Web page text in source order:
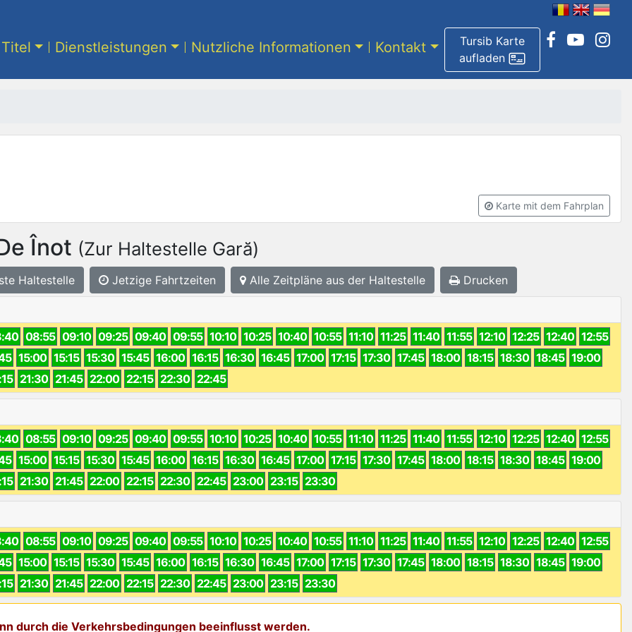
Tursib Karte
aufladen
Dienstleistungen Nutzliche Informationen Kontakt
Karte mit dem Fahrplan
Înot (Zur Haltestelle Gară)
Haltestelle Jetzige Fahrtzeiten Alle Zeitpläne aus der Haltestelle Drucken
08:55 09:10 09:25 09:40 09:55 10:10 10:25 10:40 10:55 11:10 11:25 11:40 11:55 12:10 12:25 12:40 12:55
15:00 15:15 15:30 15:45 16:00 16:15 16:30 16:45 17:00 17:15 17:30 17:45 18:00 18:15 18:30 18:45 19:00
21:30 21:45 22:00 22:15 22:30 22:45
08:55 09:10 09:25 09:40 09:55 10:10 10:25 10:40 10:55 11:10 11:25 11:40 11:55 12:10 12:25 12:40 12:55
15:00 15:15 15:30 15:45 16:00 16:15 16:30 16:45 17:00 17:15 17:30 17:45 18:00 18:15 18:30 18:45 19:00
21:30 21:45 22:00 22:15 22:30 22:45 23:00 23:15 23:30
08:55 09:10 09:25 09:40 09:55 10:10 10:25 10:40 10:55 11:10 11:25 11:40 11:55 12:10 12:25 12:40 12:55
15:00 15:15 15:30 15:45 16:00 16:15 16:30 16:45 17:00 17:15 17:30 17:45 18:00 18:15 18:30 18:45 19:00
21:30 21:45 22:00 22:15 22:30 22:45 23:00 23:15 23:30
durch die Verkehrsbedingungen beeinflusst werden.